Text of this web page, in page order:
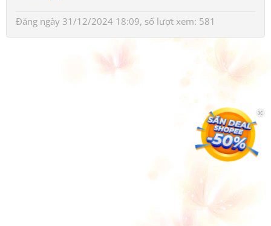
Đăng ngày 31/12/2024 18:09, số lượt xem: 581